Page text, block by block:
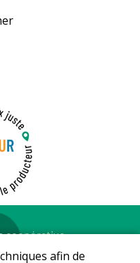
coopérative
LOCAL - Tous droits
afin de